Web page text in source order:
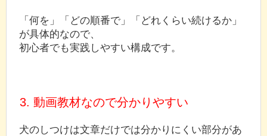
「何を」「どの順番で」「どれくらい続けるか」
が具体的なので、
初心者でも実践しやすい構成です。
3. 動画教材なので分かりやすい
犬のしつけは文章だけでは分かりにくい部分があ